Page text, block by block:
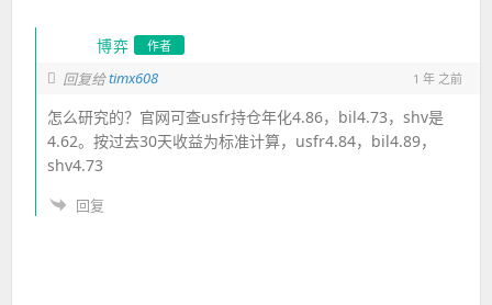
博弈 作者
回复给timx608 1 年 之前
怎么研究的？官网可查usfr持仓年化4.86，bil4.73，shv是
4.62。按过去30天收益为标准计算，usfr4.84，bil4.89，
shv4.73
回复